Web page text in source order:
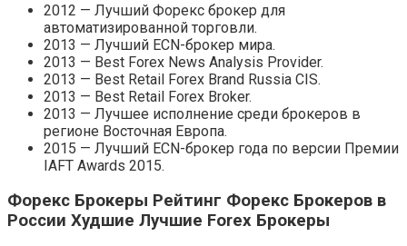
2012 — Лучший Форекс брокер для
автоматизированной торговли.
2013 — Лучший ECN-брокер мира.
2013 — Best Forex News Analysis Provider.
2013 — Best Retail Forex Brand Russia CIS.
2013 — Best Retail Forex Broker.
2013 — Лучшее исполнение среди брокеров в
регионе Восточная Европа.
2015 — Лучший ECN-брокер года по версии Премии
IAFT Awards 2015.
Форекс Брокеры Рейтинг Форекс Брокеров в
России Худшие Лучшие Forex Брокеры